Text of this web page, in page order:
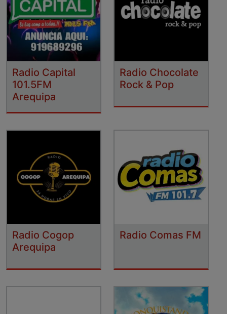
Radio Capital
101.5FM
Arequipa
Radio Chocolate
Rock & Pop
Radio Cogop
Arequipa
Radio Comas FM